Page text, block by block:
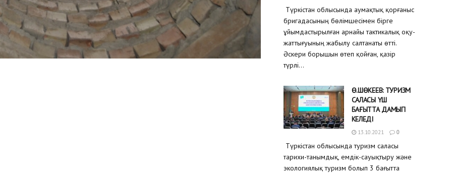
Түркістан облысында аумақтық қорғаныс
бригадасының бөлімшесімен бірге
ұйымдастырылған арнайы тактикалық оқу-
жаттығуының жабылу салтанаты өтті.
Әскери борышын өтеп қойған, қазір
түрлі...
Ө.ШӨКЕЕВ: ТУРИЗМ
САЛАСЫ ҮШ
БАҒЫТТА ДАМЫП
КЕЛЕДІ
13.10.2021 0
Түркістан облысында туризм саласы
тарихи-танымдық, емдік-сауықтыру және
экологиялық туризм болып 3 бағытта